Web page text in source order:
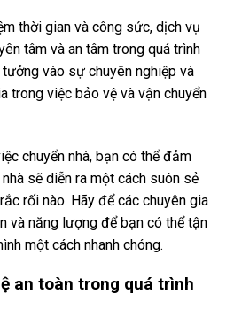
thời gian và công sức, dịch vụ
tâm và an tâm trong quá trình
vào sự chuyên nghiệp và
trong việc bảo vệ và vận chuyển
chuyển nhà, bạn có thể đảm
sẽ diễn ra một cách suôn sẻ
rối nào. Hãy để các chuyên gia
và năng lượng để bạn có thể tận
một cách nhanh chóng.
an toàn trong quá trình